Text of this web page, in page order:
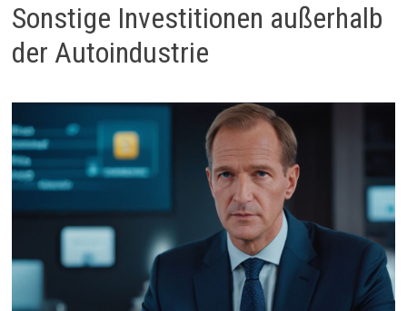
Sonstige Investitionen außerhalb
der Autoindustrie